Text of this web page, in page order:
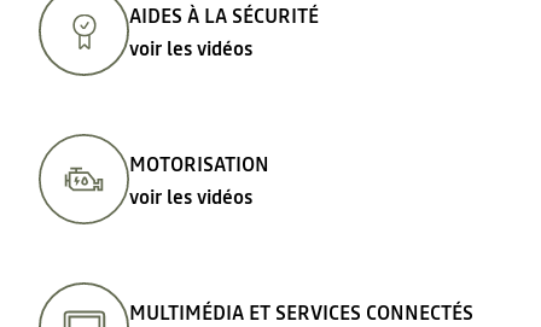
AIDES À LA SÉCURITÉ
voir les vidéos
MOTORISATION
voir les vidéos
MULTIMÉDIA ET SERVICES CONNECTÉS